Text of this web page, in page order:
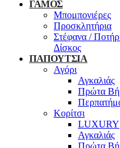
ΓΑΜΟΣ
Μπομπονιέρες
Προσκλητήρια
Στέφανα /
Δίσκος
ΠΑΠΟΥΤΣΙΑ
Αγόρι
Αγκαλιάς
Πρώτα
Κορίτσι
LUXURY
Αγκαλιάς
Πρώτα